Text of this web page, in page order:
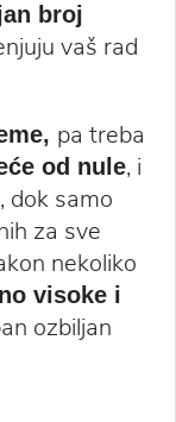
broj
vaš rad
pa treba
od nule, i
dok samo
za sve
nekoliko
visoke i
ozbiljan